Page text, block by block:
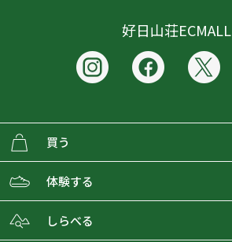
好日山荘ECMALL
買う
ECMALLの商品をさがす
取り扱いブランド一覧
体験する
おとな女子登山部
しらべる